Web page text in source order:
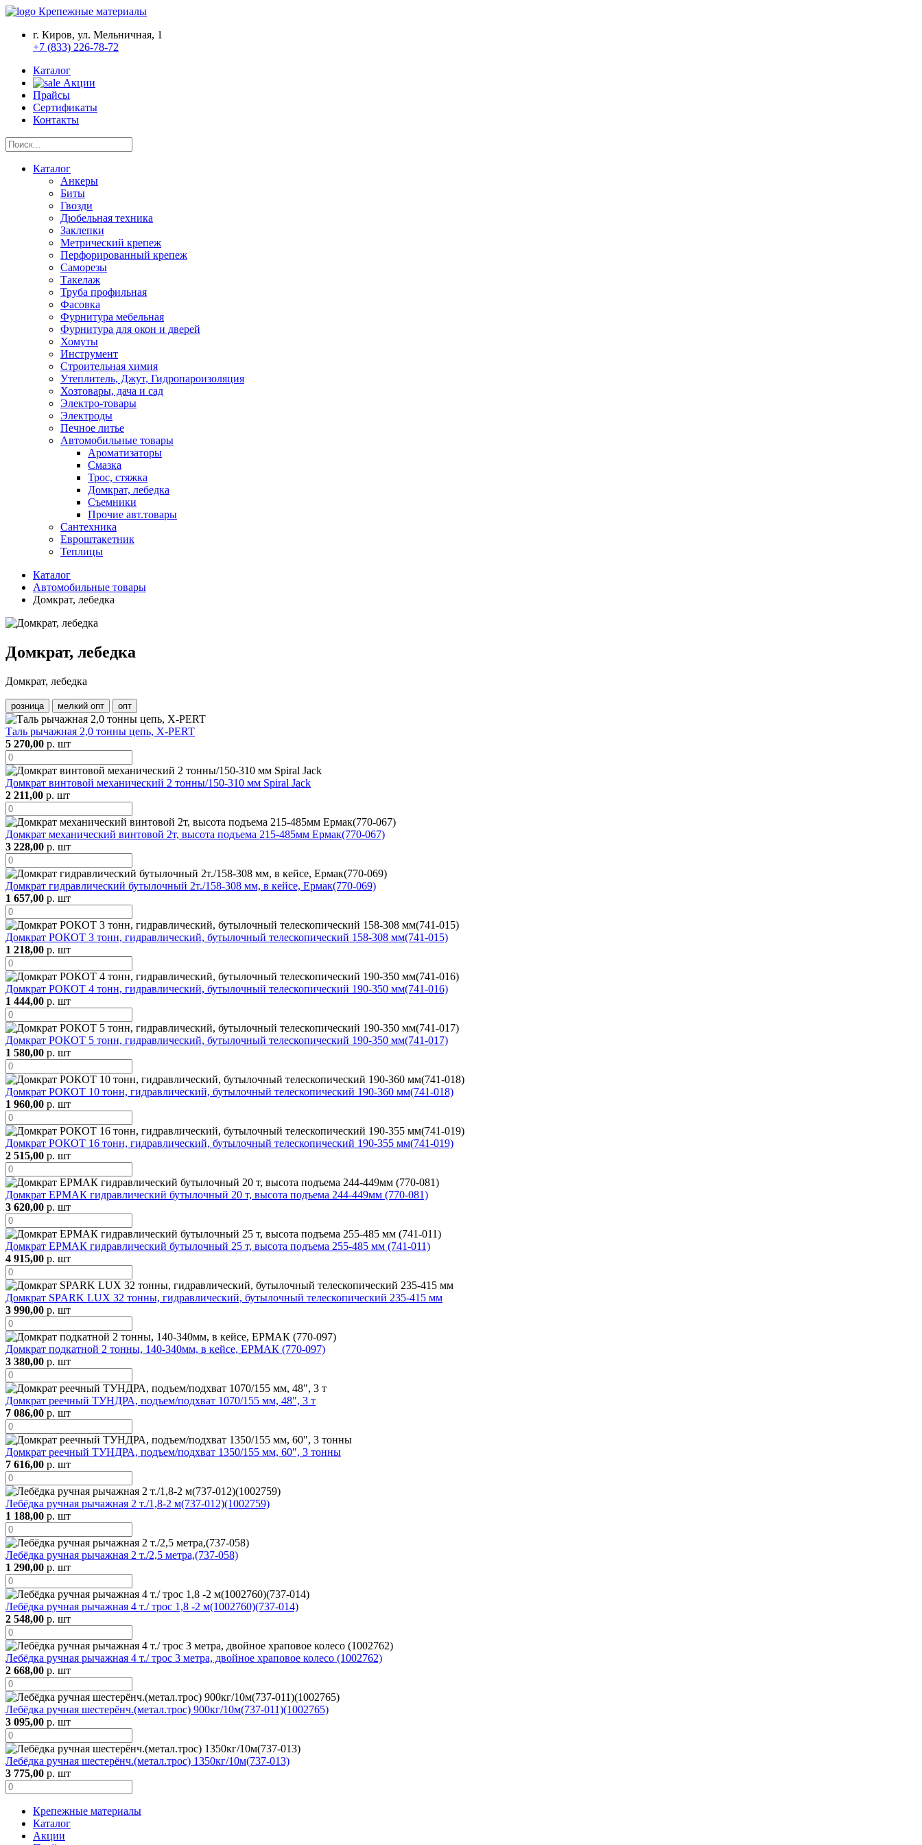
Крепежные материалы
г. Киров, ул. Мельничная, 1
+7 (833) 226-78-72
Каталог
Акции
Прайсы
Сертификаты
Контакты
Каталог
Анкеры
Биты
Гвозди
Дюбельная техника
Заклепки
Метрический крепеж
Перфорированный крепеж
Саморезы
Такелаж
Труба профильная
Фасовка
Фурнитура мебельная
Фурнитура для окон и дверей
Хомуты
Инструмент
Строительная химия
Утеплитель, Джут, Гидропароизоляция
Хозтовары, дача и сад
Электро-товары
Электроды
Печное литье
Автомобильные товары
Ароматизаторы
Смазка
Трос, стяжка
Домкрат, лебедка
Съемники
Прочие авт.товары
Сантехника
Евроштакетник
Теплицы
Каталог
Автомобильные товары
Домкрат, лебедка
Домкрат, лебедка
Домкрат, лебедка
розница мелкий опт опт
Таль рычажная 2,0 тонны цепь, X-PERT
5 270,00 р. шт
Домкрат винтовой механический 2 тонны/150-310 мм Spiral Jack
2 211,00 р. шт
Домкрат механический винтовой 2т, высота подъема 215-485мм Ермак(770-067)
3 228,00 р. шт
Домкрат гидравлический бутылочный 2т./158-308 мм, в кейсе, Ермак(770-069)
1 657,00 р. шт
Домкрат РОКОТ 3 тонн, гидравлический, бутылочный телескопический 158-308 мм(741-015)
1 218,00 р. шт
Домкрат РОКОТ 4 тонн, гидравлический, бутылочный телескопический 190-350 мм(741-016)
1 444,00 р. шт
Домкрат РОКОТ 5 тонн, гидравлический, бутылочный телескопический 190-350 мм(741-017)
1 580,00 р. шт
Домкрат РОКОТ 10 тонн, гидравлический, бутылочный телескопический 190-360 мм(741-018)
1 960,00 р. шт
Домкрат РОКОТ 16 тонн, гидравлический, бутылочный телескопический 190-355 мм(741-019)
2 515,00 р. шт
Домкрат ЕРМАК гидравлический бутылочный 20 т, высота подъема 244-449мм (770-081)
3 620,00 р. шт
Домкрат ЕРМАК гидравлический бутылочный 25 т, высота подъема 255-485 мм (741-011)
4 915,00 р. шт
Домкрат SPARK LUX 32 тонны, гидравлический, бутылочный телескопический 235-415 мм
3 990,00 р. шт
Домкрат подкатной 2 тонны, 140-340мм, в кейсе, ЕРМАК (770-097)
3 380,00 р. шт
Домкрат реечный ТУНДРА, подъем/подхват 1070/155 мм, 48", 3 т
7 086,00 р. шт
Домкрат реечный ТУНДРА, подъем/подхват 1350/155 мм, 60", 3 тонны
7 616,00 р. шт
Лебёдка ручная рычажная 2 т./1,8-2 м(737-012)(1002759)
1 188,00 р. шт
Лебёдка ручная рычажная 2 т./2,5 метра,(737-058)
1 290,00 р. шт
Лебёдка ручная рычажная 4 т./ трос 1,8 -2 м(1002760)(737-014)
2 548,00 р. шт
Лебёдка ручная рычажная 4 т./ трос 3 метра, двойное храповое колесо (1002762)
2 668,00 р. шт
Лебёдка ручная шестерёнч.(метал.трос) 900кг/10м(737-011)(1002765)
3 095,00 р. шт
Лебёдка ручная шестерёнч.(метал.трос) 1350кг/10м(737-013)
3 775,00 р. шт
Крепежные материалы
Каталог
Акции